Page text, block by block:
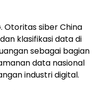
. Otoritas siber China
klasifikasi data di
sebagai bagian
data nasional
industri digital.